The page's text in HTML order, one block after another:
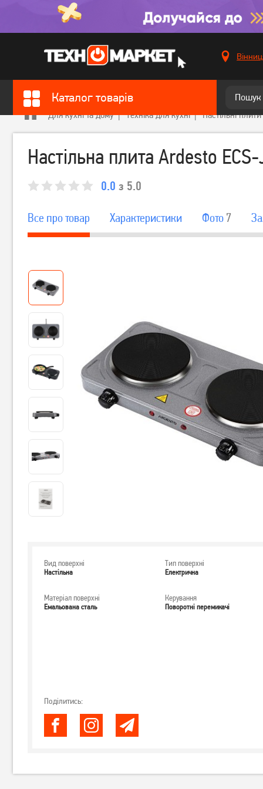
Каталог товарів
Для кухні та дому Техніка для кухні Настільні плити
Настільна плита Ardesto
0.0 з 5.0
Все про товар Характеристики Фото 7
Вид поверхні
Настільна
Тип поверхні
Електрична
Матеріал поверхні
Емальована сталь
Керування
Поворотні перемикачі
Поділитись: